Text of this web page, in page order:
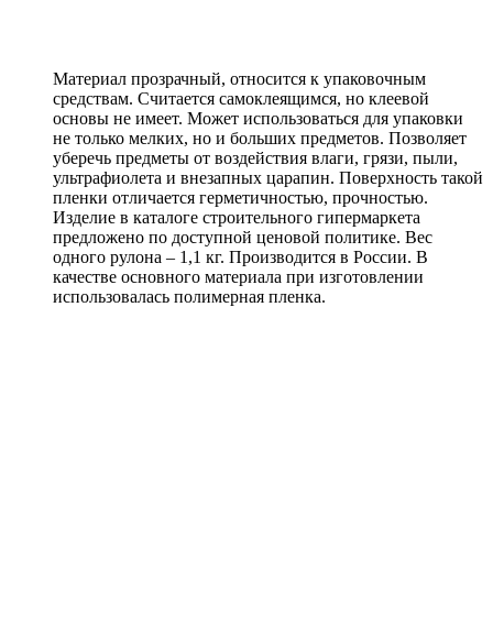
Материал прозрачный, относится к упаковочным
средствам. Считается самоклеящимся, но клеевой
основы не имеет. Может использоваться для упаковки
не только мелких, но и больших предметов. Позволяет
уберечь предметы от воздействия влаги, грязи, пыли,
ультрафиолета и внезапных царапин. Поверхность такой
пленки отличается герметичностью, прочностью.
Изделие в каталоге строительного гипермаркета
предложено по доступной ценовой политике. Вес
одного рулона – 1,1 кг. Производится в России. В
качестве основного материала при изготовлении
использовалась полимерная пленка.